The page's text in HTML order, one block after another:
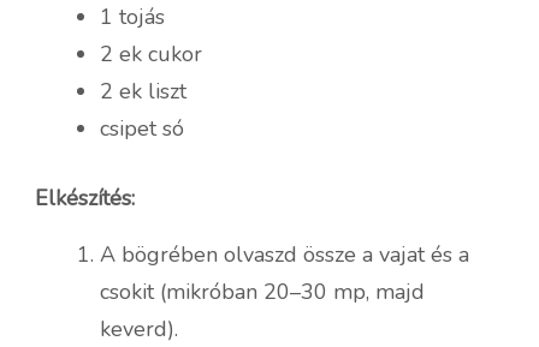
1 tojás
2 ek cukor
2 ek liszt
csipet só
Elkészítés:
A bögrében olvaszd össze a vajat és a
csokit (mikróban 20–30 mp, majd
keverd).